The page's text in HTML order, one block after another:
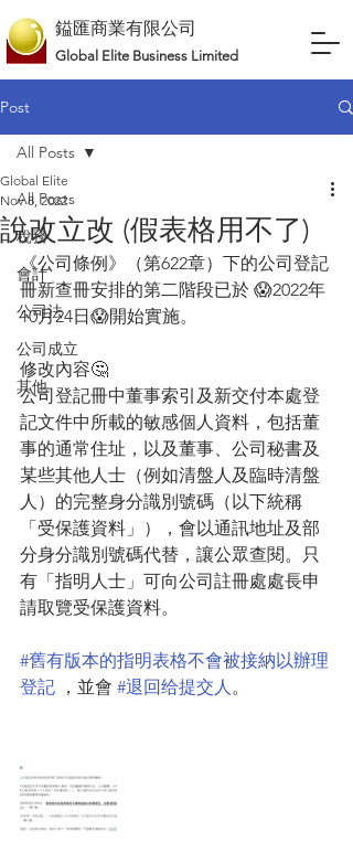
鎰匯商業有限公司
Global Elite Business Limited
Post
All Posts
稅務
會計
公司法
公司成立
其他
All Posts
說改立改 (假表格用不了)
Global Elite
Nov 8, 2022
《公司條例》（第622章）下的公司登記
冊新查冊安排的第二階段已於 😱2022年
10月24日😱開始實施。
修改內容🤔
公司登記冊中董事索引及新交付本處登
記文件中所載的敏感個人資料，包括董
事的通常住址，以及董事、公司秘書及
某些其他人士（例如清盤人及臨時清盤
人）的完整身分識別號碼（以下統稱
「受保護資料」），會以通訊地址及部
分身分識別號碼代替，讓公眾查閱。只
有「指明人士」可向公司註冊處處長申
請取覽受保護資料。
#舊有版本的指明表格不會被接納以辦理
登記 ，並會 #退回给提交人。